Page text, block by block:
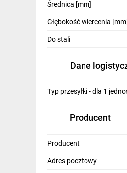
Smart home
Elektromobilność
Wentylacja i rekuperacja
Średnica [mm]
Głębokość wiercenia [mm]
Do stali
Dane
Typ przesyłki - dla 1
Producent
Producent
Adres pocztowy